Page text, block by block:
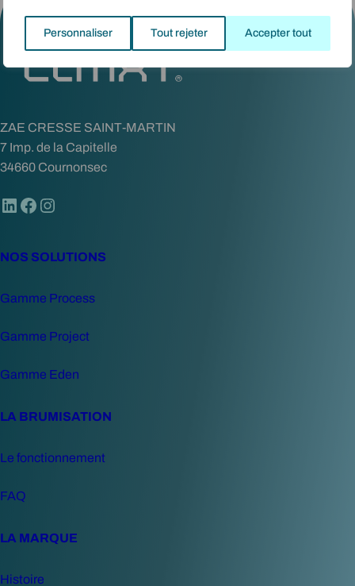
Personnaliser Tout rejeter Accepter tout
ZAE CRESSE SAINT-MARTIN
7 Imp. de la Capitelle
34660 Cournonsec
LinkedIn Facebook Instagram
NOS SOLUTIONS
Gamme Process
Gamme Project
Gamme Eden
LA BRUMISATION
Le fonctionnement
FAQ
LA MARQUE
Histoire